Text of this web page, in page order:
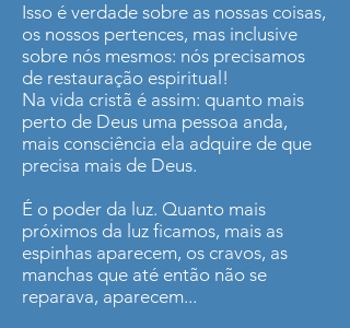
Isso é verdade sobre as nossas coisas,
os nossos pertences, mas inclusive
sobre nós mesmos: nós precisamos
de restauração espiritual!
Na vida cristã é assim: quanto mais
perto de Deus uma pessoa anda,
mais consciência ela adquire de que
precisa mais de Deus.
É o poder da luz. Quanto mais
próximos da luz ficamos, mais as
espinhas aparecem, os cravos, as
manchas que até então não se
reparava, aparecem...